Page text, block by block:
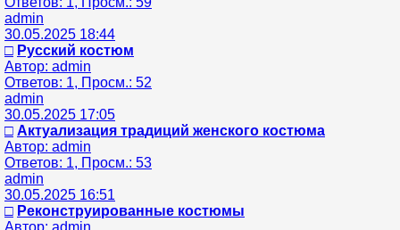
admin
30.05.2025 18:44
□ Русский костюм
Автор: admin
Ответов: 1, Просм.: 52
admin
30.05.2025 17:05
□ Актуализация традиций женского костюма
Автор: admin
Ответов: 1, Просм.: 53
admin
30.05.2025 16:51
□ Реконструированные костюмы
Автор: admin